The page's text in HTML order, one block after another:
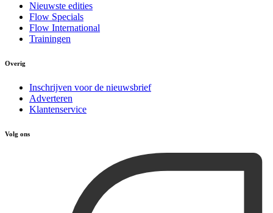
Nieuwste edities
Flow Specials
Flow International
Trainingen
Overig
Inschrijven voor de nieuwsbrief
Adverteren
Klantenservice
Volg ons